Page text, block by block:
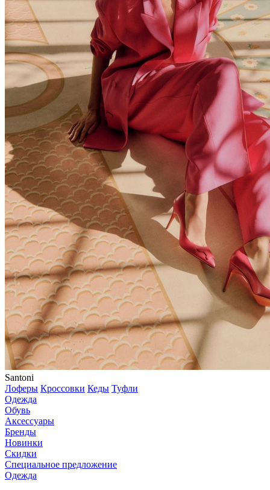
Santoni
Лоферы Кроссовки Кеды Туфли
Одежда
Обувь
Аксессуары
Бренды
Новинки
Скидки
Специальное предложение
Одежда